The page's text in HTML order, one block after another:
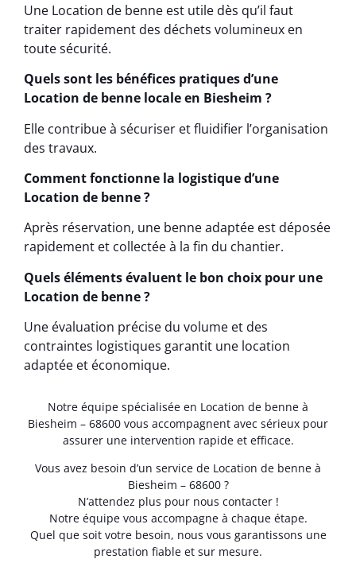
Une Location de benne est utile dès qu’il faut
traiter rapidement des déchets volumineux en
toute sécurité.
Quels sont les bénéfices pratiques d’une
Location de benne locale en Biesheim ?
Elle contribue à sécuriser et fluidifier l’organisation
des travaux.
Comment fonctionne la logistique d’une
Location de benne ?
Après réservation, une benne adaptée est déposée
rapidement et collectée à la fin du chantier.
Quels éléments évaluent le bon choix pour une
Location de benne ?
Une évaluation précise du volume et des
contraintes logistiques garantit une location
adaptée et économique.
Notre équipe spécialisée en Location de benne à
Biesheim – 68600 vous accompagnent avec sérieux pour
assurer une intervention rapide et efficace.
Vous avez besoin d’un service de Location de benne à
Biesheim – 68600 ?
N’attendez plus pour nous contacter !
Notre équipe vous accompagne à chaque étape.
Quel que soit votre besoin, nous vous garantissons une
prestation fiable et sur mesure.